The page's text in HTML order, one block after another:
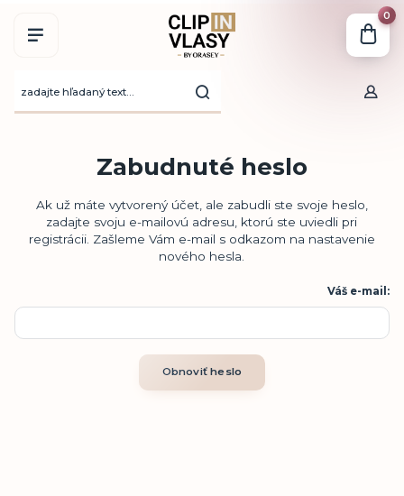
0
Zabudnuté heslo
Ak už máte vytvorený účet, ale zabudli ste svoje heslo,
zadajte svoju e-mailovú adresu, ktorú ste uviedli pri
registrácii. Zašleme Vám e-mail s odkazom na nastavenie
nového hesla.
Váš e-mail:
Obnoviť heslo